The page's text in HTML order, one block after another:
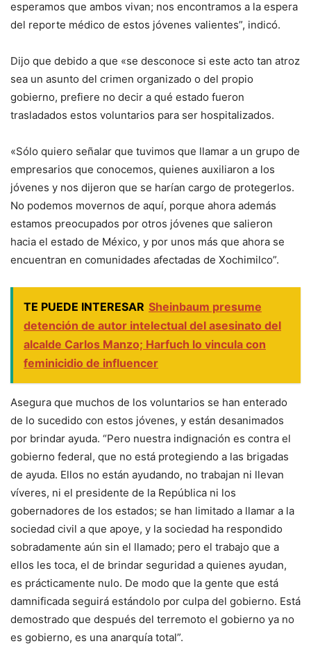
esperamos que ambos vivan; nos encontramos a la espera
del reporte médico de estos jóvenes valientes”, indicó.
Dijo que debido a que «se desconoce si este acto tan atroz
sea un asunto del crimen organizado o del propio
gobierno, prefiere no decir a qué estado fueron
trasladados estos voluntarios para ser hospitalizados.
«Sólo quiero señalar que tuvimos que llamar a un grupo de
empresarios que conocemos, quienes auxiliaron a los
jóvenes y nos dijeron que se harían cargo de protegerlos.
No podemos movernos de aquí, porque ahora además
estamos preocupados por otros jóvenes que salieron
hacia el estado de México, y por unos más que ahora se
encuentran en comunidades afectadas de Xochimilco”.
TE PUEDE INTERESAR Sheinbaum presume
detención de autor intelectual del asesinato del
alcalde Carlos Manzo; Harfuch lo vincula con
feminicidio de influencer
Asegura que muchos de los voluntarios se han enterado
de lo sucedido con estos jóvenes, y están desanimados
por brindar ayuda. “Pero nuestra indignación es contra el
gobierno federal, que no está protegiendo a las brigadas
de ayuda. Ellos no están ayudando, no trabajan ni llevan
víveres, ni el presidente de la República ni los
gobernadores de los estados; se han limitado a llamar a la
sociedad civil a que apoye, y la sociedad ha respondido
sobradamente aún sin el llamado; pero el trabajo que a
ellos les toca, el de brindar seguridad a quienes ayudan,
es prácticamente nulo. De modo que la gente que está
damnificada seguirá estándolo por culpa del gobierno. Está
demostrado que después del terremoto el gobierno ya no
es gobierno, es una anarquía total”.